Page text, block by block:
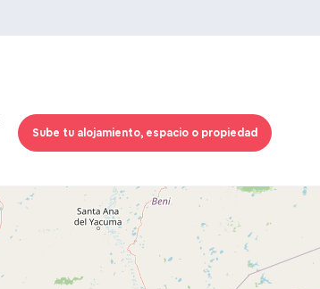
Sube tu alojamiento, espacio o propiedad